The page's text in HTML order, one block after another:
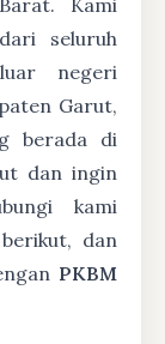
seluruh
negeri
Garut,
berada di
dan ingin
kami
dan
PKBM